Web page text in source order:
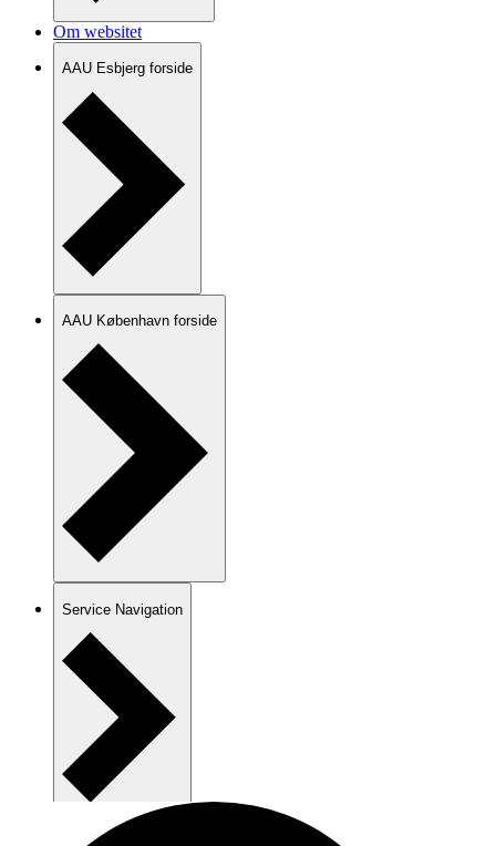
Om websitet
AAU Esbjerg forside
AAU København forside
Service Navigation